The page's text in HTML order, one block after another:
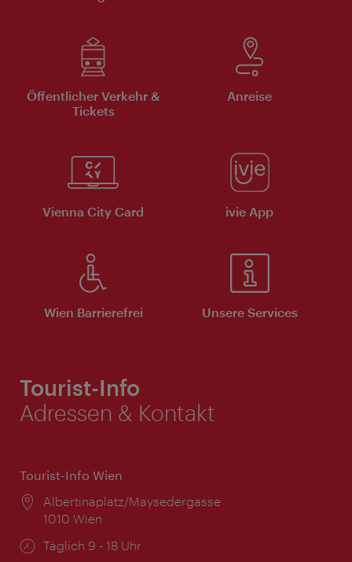
Öffentlicher Verkehr &
Tickets
Anreise
Vienna City Card ivie App
Wien Barrierefrei Unsere Services
Tourist-Info
Adressen & Kontakt
Tourist-Info Wien
Ort:
Albertinaplatz/Maysedergasse
1010 Wien
Öffnungszeiten:
Täglich 9 - 18 Uhr